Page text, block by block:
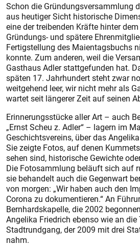
Schon die Gründungsversammlung
aus heutiger Sicht historische
eine der treibenden Kräfte hinter
Gründungs- und spätere
Fertigstellung des Maientagsbuchs
konnte. Zum anderen, weil die
Gasthaus Adler stattgefunden hat.
späten 17. Jahrhundert steht zwar
weitgehend leer, wir nicht mehr als
wartet seit längerer Zeit auf seinen
Erinnerungsstücke aller Art – auch
„Ernst Scheu z. Adler“ – lagern im
Geschichtsvereins, über das
Sie zeigte Fotos, auf denen
sehen sind, historische Gewichte
Die Fotosammlung beläuft sich auf
sie behandelt auch die Gegenwart
von morgen: „Wir haben auch den
Corona zu dokumentieren.“ An
Bernhardskapelle, die 2002
Angelika Friedrich ebenso wie an
Stadtrundgang, der 2009 mit drei
nahm.